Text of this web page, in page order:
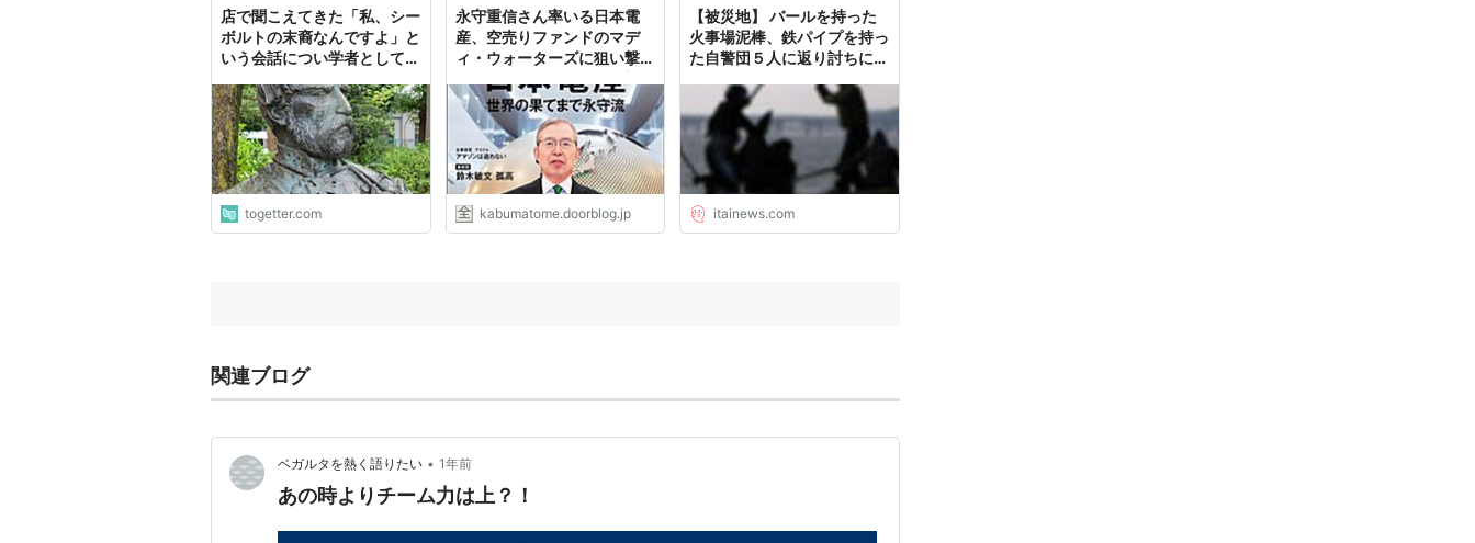
店で聞こえてきた「私、シー
ボルトの末裔なんですよ」と
いう会話につい学者としてマ
物に知識で返り討ちにあった
話
togetter.com
永守重信さん率いる日本電
産、空売りファンドのマデ
ィ・ウォーターズに狙い撃ち
かぶ全力２階建
kabumatome.doorblog.jp
【被災地】 バールを持った
火事場泥棒、鉄パイプを持っ
た自警団５人に返り討ちにさ
itainews.com
関連ブログ
ベガルタを熱く語りたい • 1年前
あの時よりチーム力は上？！